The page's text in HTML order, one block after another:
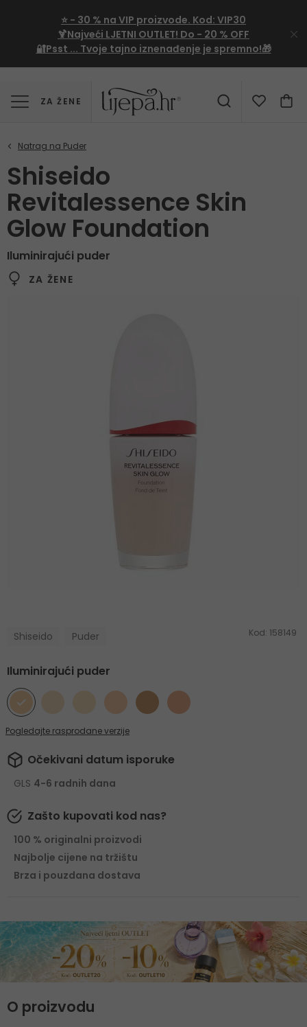
⭐ - 30 % na VIP proizvode. Kod: VIP30
🍹Najveći LJETNI OUTLET! Do - 20 % OFF
🔐Psst ... Tvoje tajno iznenađenje je spremno!🎁
ZA ŽENE
Shiseido
Revitalessence Skin
Glow Foundation
Iluminirajući puder
ZA ŽENE
Shiseido Puder Kod: 158149
Iluminirajući puder
Pogledajte rasprodane verzije
Očekivani datum isporuke
GLS 4-6 radnih dana
Zašto kupovati kod nas?
100 % originalni proizvodi
Najbolje cijene na tržištu
Brza i pouzdana dostava
O proizvodu